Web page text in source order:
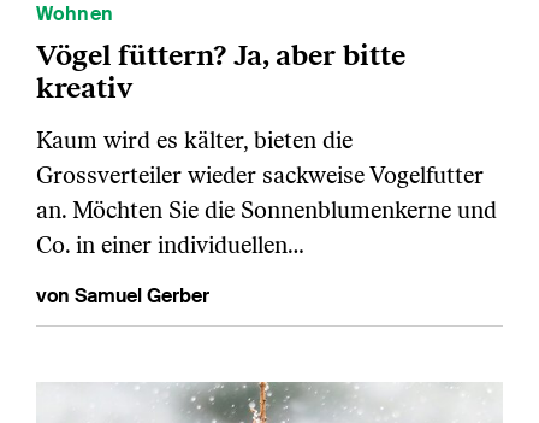
Wohnen
Vögel füttern? Ja, aber bitte
kreativ
Kaum wird es kälter, bieten die
Grossverteiler wieder sackweise Vogelfutter
an. Möchten Sie die Sonnenblumenkerne und
Co. in einer individuellen…
von Samuel Gerber